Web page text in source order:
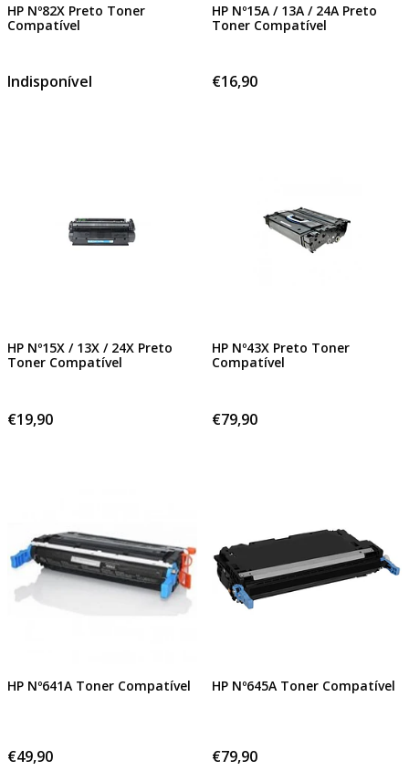
HP Nº82X Preto Toner
Compatível
Indisponível
HP Nº15A / 13A / 24A Preto
Toner Compatível
€16,90
HP Nº15X / 13X / 24X Preto
Toner Compatível
€19,90
HP Nº43X Preto Toner
Compatível
€79,90
HP Nº641A Toner Compatível
€49,90
HP Nº645A Toner Compatível
€79,90